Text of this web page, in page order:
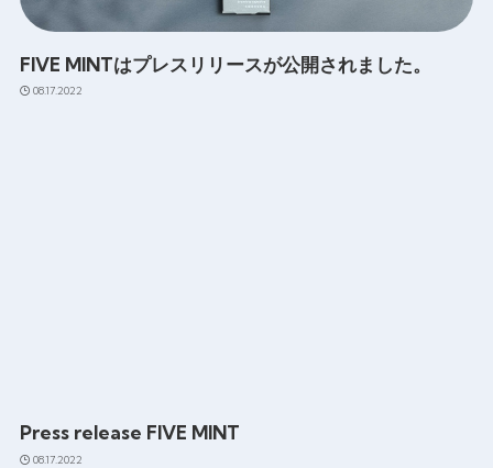
FIVE MINTはプレスリリースが公開されました。
08.17.2022
Press release FIVE MINT
08.17.2022